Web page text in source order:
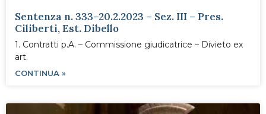
Sentenza n. 333–20.2.2023 – Sez. III – Pres.
Ciliberti, Est. Dibello
1. Contratti p.A. – Commissione giudicatrice – Divieto ex
art.
CONTINUA »